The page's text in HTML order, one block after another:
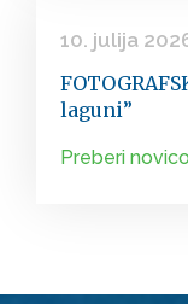
10. julija
laguni”
Preberi novico